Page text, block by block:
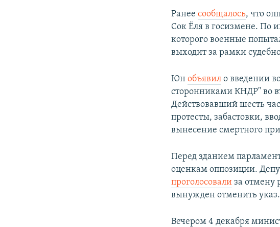
Ранеесообщалось, что
Сок Ёля в госизмене. По
которого военные
выходит за рамки
Юнобъявил о введении
сторонниками КНДР" во
Действовавший шесть
протесты, забастовки,
вынесение смертного
Перед зданием
оценкам оппозиции.
проголосовали за отмену
вынужден отменить указ.
Вечером 4 декабря